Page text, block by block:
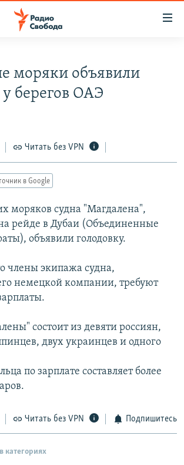
РАССЫЛКУ
моряки объявили
у берегов ОАЭ
Читать без VPN
в Google
моряков судна "Магдалена",
рейде в Дубаи (Объединенные
объявили голодовку.
члены экипажа судна,
немецкой компании, требуют
состоит из девяти россиян,
двух украинцев и одного
по зарплате составляет более
Читать без VPN Подпишитесь
категориях